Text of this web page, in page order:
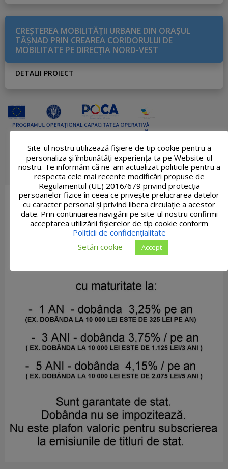
CREŞTEREA MOBILITĂŢII URBANE DIN ORAŞUL
TĂŞNAD PRIN CREAREA CORIDORULUI DE
MOBILITATE PE DIRECŢIA NORD-VEST
DETALII PROIECT
Site-ul nostru utilizează fişiere de tip cookie pentru a
personaliza și îmbunătăți experiența ta pe Website-ul
nostru. Te informăm că ne-am actualizat politicile pentru a
respecta cele mai recente modificări propuse de
Regulamentul (UE) 2016/679 privind protecția
persoanelor fizice în ceea ce privește prelucrarea datelor
cu caracter personal și privind libera circulație a acestor
date. Prin continuarea navigării pe site-ul nostru confirmi
acceptarea utilizării fişierelor de tip cookie conform
Politicii de confidențialitate
Setări cookie
Accept